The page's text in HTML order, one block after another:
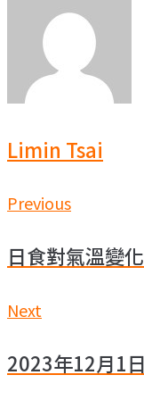
Limin Tsai
文
章
導
覽
Previous
Previous
日食對氣溫變
Next
Next
2023年12月1